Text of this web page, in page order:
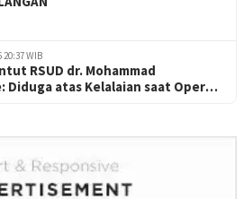
20:37 WIB
RSUD dr. Mohammad
Diduga atas Kelalaian saat Operasi